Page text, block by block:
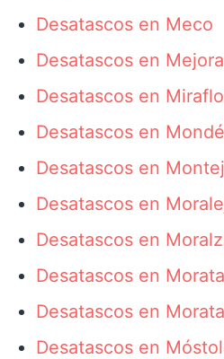
Desatascos en Meco
Desatascos en
Desatascos en
Desatascos en
Desatascos en
Desatascos en
Desatascos en
Desatascos en
Desatascos en
Desatascos en